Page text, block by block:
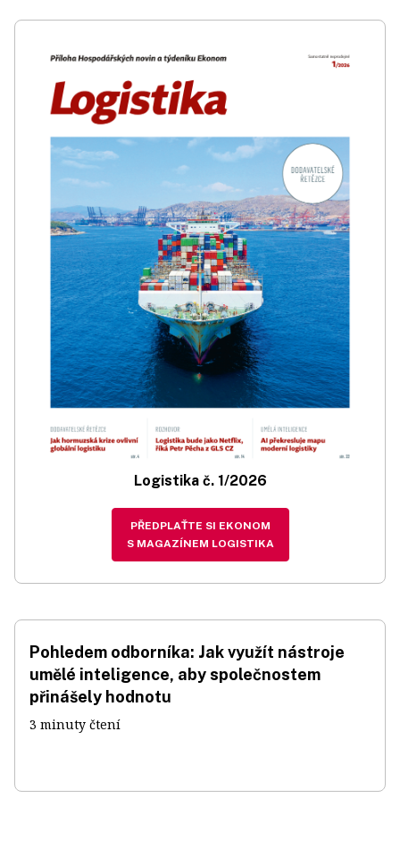
Logistika č. 1/2026
PŘEDPLAŤTE SI EKONOM
S MAGAZÍNEM LOGISTIKA
Pohledem odborníka: Jak využít nástroje
umělé inteligence, aby společnostem
přinášely hodnotu
3 minuty čtení